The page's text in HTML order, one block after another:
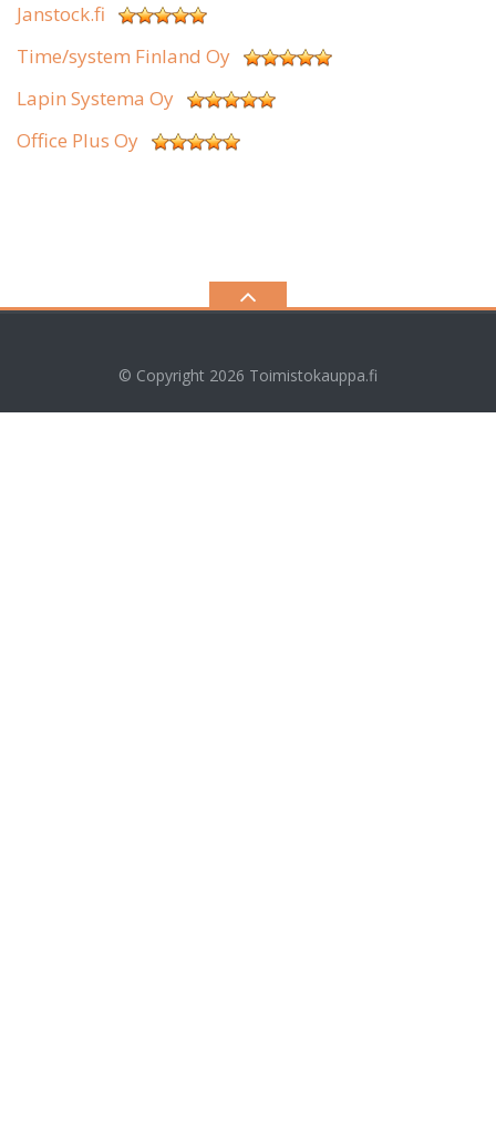
Janstock.fi
Time/system Finland Oy
Lapin Systema Oy
Office Plus Oy
© Copyright 2026 Toimistokauppa.fi